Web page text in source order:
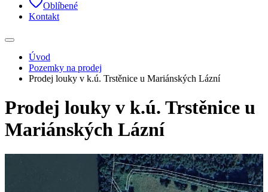
Oblíbené
Kontakt
Úvod
Pozemky na prodej
Prodej louky v k.ú. Trstěnice u Mariánských Lázní
Prodej louky v k.ú. Trstěnice u
Mariánských Lázní